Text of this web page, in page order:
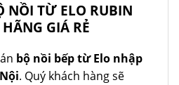
NỒI TỪ ELO RUBIN
GIÁ RẺ
bộ nồi bếp từ Elo nhập
. Quý khách hàng sẽ